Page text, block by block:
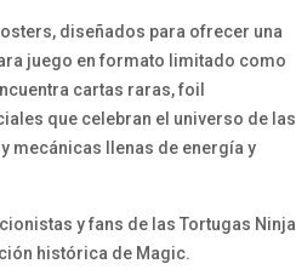
diseñados para ofrecer una
juego en formato limitado como
cartas raras, foil
que celebran el universo de las
mecánicas llenas de energía y
y fans de las Tortugas Ninja
histórica de Magic.